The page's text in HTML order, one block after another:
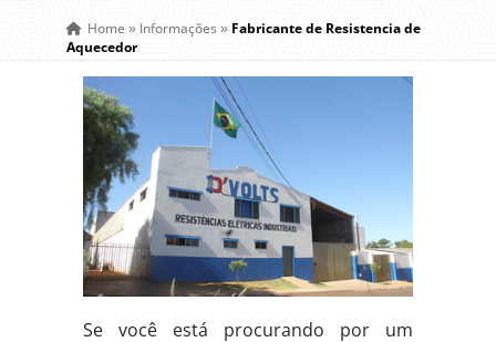
Home » Informações » Fabricante de Resistencia de
Aquecedor
Se você está procurando por um